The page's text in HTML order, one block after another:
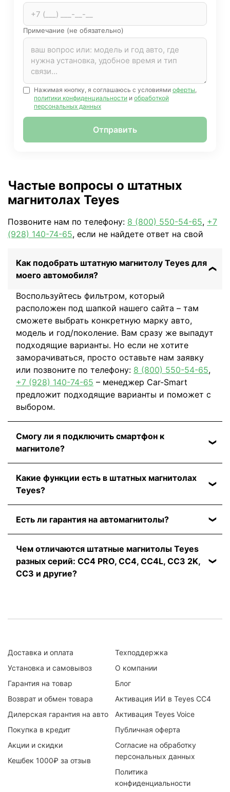
Примечание (не обязательно)
Нажимая кнопку, я соглашаюсь с условиями оферты,
политики конфиденциальности и обработкой
персональных данных
Отправить
Частые вопросы о штатных
магнитолах Teyes
Позвоните нам по телефону: 8 (800) 550-54-65, +7
(928) 140-74-65, если не найдете ответ на свой
Как подобрать штатную магнитолу Teyes для
моего автомобиля?
Воспользуйтесь фильтром, который
расположен под шапкой нашего сайта – там
сможете выбрать конкретную марку авто,
модель и год/поколение. Вам сразу же выпадут
подходящие варианты. Но если не хотите
заморачиваться, просто оставьте нам заявку
или позвоните по телефону: 8 (800) 550-54-65,
+7 (928) 140-74-65 – менеджер Car-Smart
предложит подходящие варианты и поможет с
выбором.
Смогу ли я подключить смартфон к
магнитоле?
– на Android или IOS. Штатные магнитолы Teyes
поддерживают функции Android Auto и Apple
CarPlay. Сможете подключиться через USB-
кабель или Wi-Fi.
Какие функции есть в штатных магнитолах
Teyes?
видео, Bluetooth, CarPlay, Android Auto,
голосовое управление, поддержка штатных
функций автомобиля: кнопки на руле, камера
заднего вида и многое другое.
Есть ли гарантия на автомагнитолы?
гарантия до 3 лет. Подробнее о гарантии
читайте наэтой страницеили обращайтесь к
менеджеру – он вас подробно
Чем отличаются штатные магнитолы Teyes
разных серий: CC4 PRO, CC4, CC4L, CC3 2K,
CC3 и другие?
максимально мощное устройство.
высокой производительностью для
пользователей, которым важна
максимальная скорость работы, запуск
нескольких приложений одновременно,
функциями.
Teyes CC4 и CC4L – более доступные
версии. CC4 подойдет тем, кому нужна
производительная магнитола для
Доставка и оплата
Установка и самовывоз
Гарантия на товар
Возврат и обмен товара
Дилерская гарантия на авто
Покупка в кредит
Акции и скидки
Кешбек 1000₽ за отзыв
Техподдержка
О компании
Блог
Активация ИИ в Teyes CC4
Активация Teyes Voice
Публичная оферта
Согласие на обработку
персональных данных
Политика
конфиденциальности